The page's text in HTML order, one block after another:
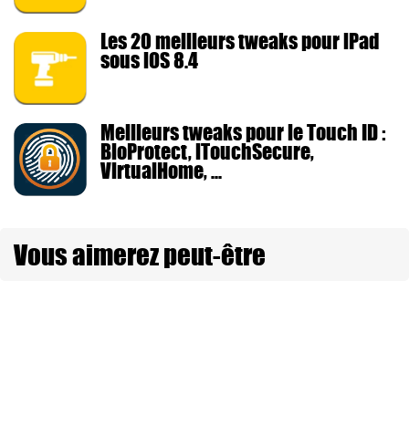
Les 20 meilleurs tweaks pour iPad
sous iOS 8.4
Meilleurs tweaks pour le Touch ID :
BioProtect, iTouchSecure,
VirtualHome, ...
Vous aimerez peut-être